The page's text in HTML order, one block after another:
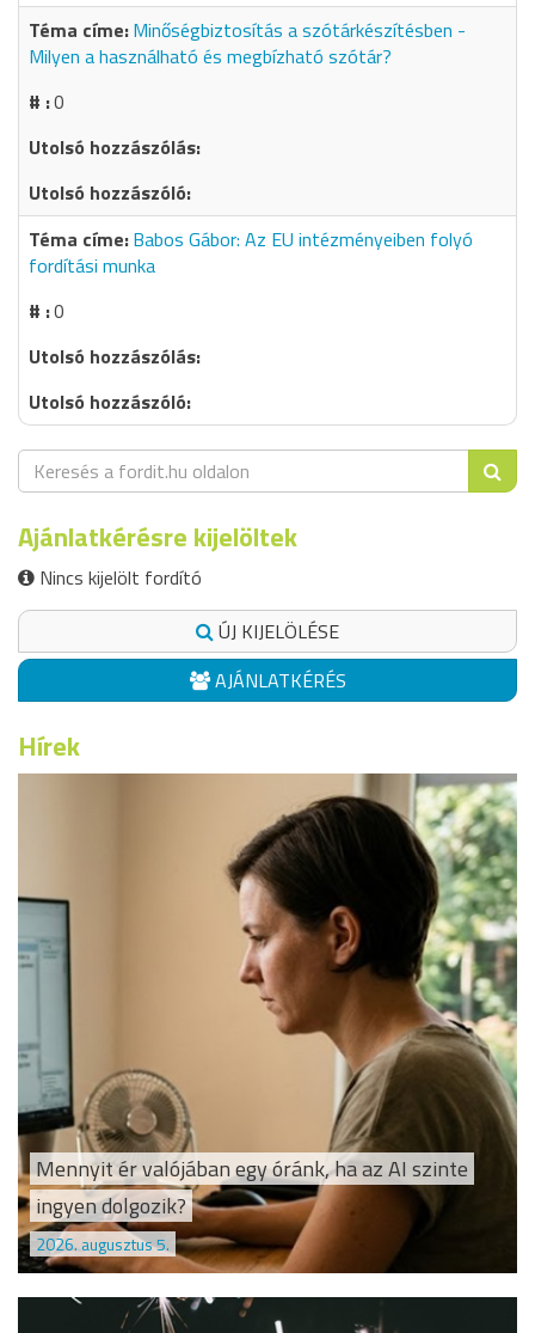
Minőségbiztosítás a szótárkészítésben -
Milyen a használható és megbízható szótár?
0
Babos Gábor: Az EU intézményeiben folyó
fordítási munka
0
Ajánlatkérésre kijelöltek
Nincs kijelölt fordító
ÚJ KIJELÖLÉSE
AJÁNLATKÉRÉS
Hírek
Mennyit ér valójában egy óránk, ha az AI szinte
ingyen dolgozik?
2026. augusztus 5.